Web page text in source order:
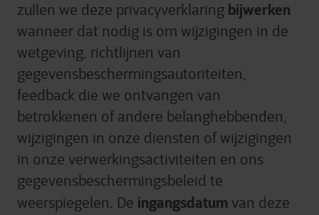
zullen we deze privacyverklaring bijwerken
wanneer dat nodig is om wijzigingen in de
wetgeving, richtlijnen van
gegevensbeschermingsautoriteiten,
feedback die we ontvangen van
betrokkenen of andere belanghebbenden,
wijzigingen in onze diensten of wijzigingen
in onze verwerkingsactiviteiten en ons
gegevensbeschermingsbeleid te
weerspiegelen. De ingangsdatum van deze